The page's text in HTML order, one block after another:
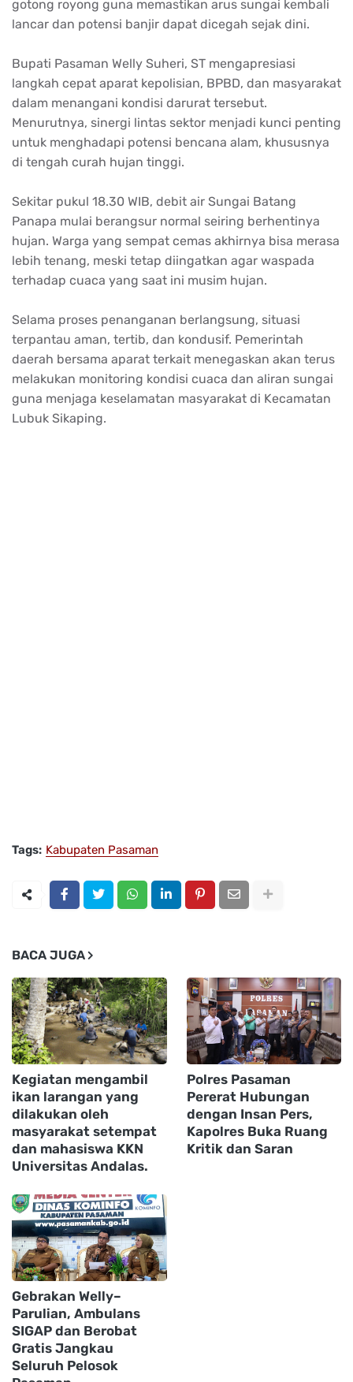
gotong royong guna memastikan arus sungai kembali
lancar dan potensi banjir dapat dicegah sejak dini.
Bupati Pasaman Welly Suheri, ST mengapresiasi
langkah cepat aparat kepolisian, BPBD, dan masyarakat
dalam menangani kondisi darurat tersebut.
Menurutnya, sinergi lintas sektor menjadi kunci penting
untuk menghadapi potensi bencana alam, khususnya
di tengah curah hujan tinggi.
Sekitar pukul 18.30 WIB, debit air Sungai Batang
Panapa mulai berangsur normal seiring berhentinya
hujan. Warga yang sempat cemas akhirnya bisa merasa
lebih tenang, meski tetap diingatkan agar waspada
terhadap cuaca yang saat ini musim hujan.
Selama proses penanganan berlangsung, situasi
terpantau aman, tertib, dan kondusif. Pemerintah
daerah bersama aparat terkait menegaskan akan terus
melakukan monitoring kondisi cuaca dan aliran sungai
guna menjaga keselamatan masyarakat di Kecamatan
Lubuk Sikaping.
Tags: Kabupaten Pasaman
BACA JUGA
Kegiatan mengambil
ikan larangan yang
dilakukan oleh
masyarakat setempat
dan mahasiswa KKN
Universitas Andalas.
Polres Pasaman
Pererat Hubungan
dengan Insan Pers,
Kapolres Buka Ruang
Kritik dan Saran
Gebrakan Welly–
Parulian, Ambulans
SIGAP dan Berobat
Gratis Jangkau
Seluruh Pelosok